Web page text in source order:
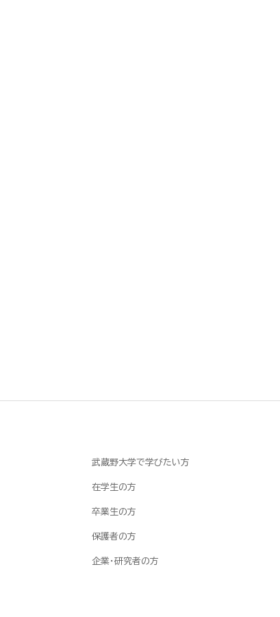
武蔵野大学で学びたい方
在学生の方
卒業生の方
保護者の方
企業・研究者の方